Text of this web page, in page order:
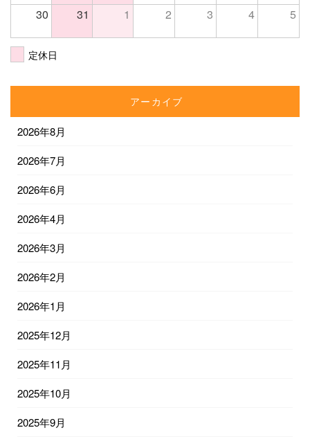
30 31 1 2 3 4 5
定休日
アーカイブ
2026年8月
2026年7月
2026年6月
2026年4月
2026年3月
2026年2月
2026年1月
2025年12月
2025年11月
2025年10月
2025年9月